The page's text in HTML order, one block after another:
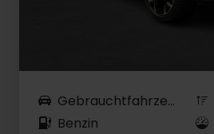
Gebrauchtfahrzeug
Benzin